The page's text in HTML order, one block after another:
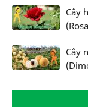
Cây
Cây